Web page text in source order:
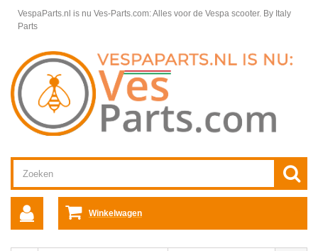
VespaParts.nl is nu Ves-Parts.com: Alles voor de Vespa scooter. By Italy
Parts
Winkelwagen